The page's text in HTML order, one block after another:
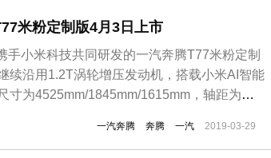
米粉定制版4月3日上市
手小米科技共同研发的一汽奔腾T77米粉定制
续沿用1.2T涡轮增压发动机，搭载小米AI智能
寸为4525mm/1845mm/1615mm，轴距为
作为定制版或将对其外观加入更多新鲜个性的
一汽奔腾 奔腾 一汽 2019-03-29